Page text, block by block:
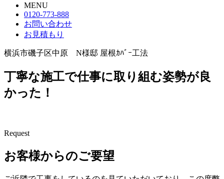
MENU
0120-773-888
お問い合わせ
お見積もり
横浜市磯子区中原 N様邸 屋根ｶﾊﾞｰ工法
丁寧な施工で仕事に取り組む姿勢が良
かった！
Request
お客様からのご要望